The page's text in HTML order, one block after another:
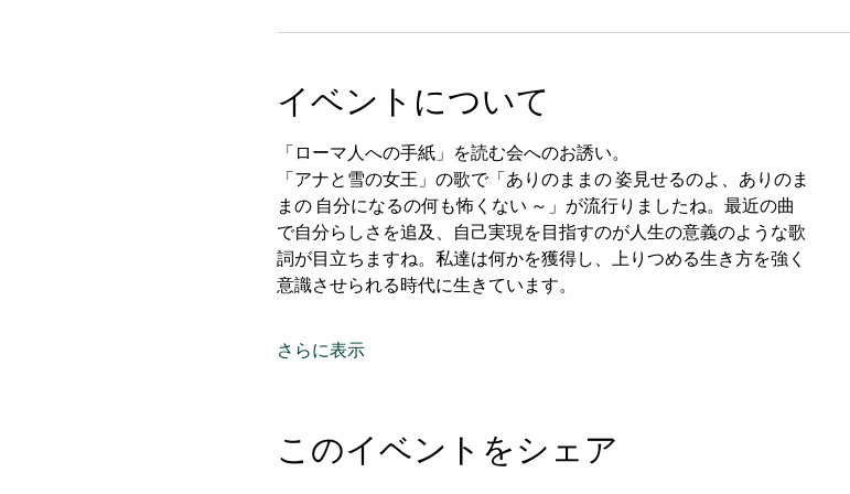
イベントについて
「ローマ人への手紙」を読む会へのお誘い。
「アナと雪の女王」の歌で「ありのままの 姿見せるのよ、ありのま
まの 自分になるの何も怖くない ～」が流行りましたね。最近の曲
で自分らしさを追及、自己実現を目指すのが人生の意義のような歌
詞が目立ちますね。私達は何かを獲得し、上りつめる生き方を強く
意識させられる時代に生きています。
さらに表示
このイベントをシェア